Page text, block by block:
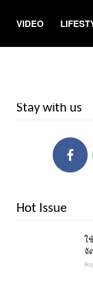
VIDEO
Stay with us
Hot Issue
ใ
จั